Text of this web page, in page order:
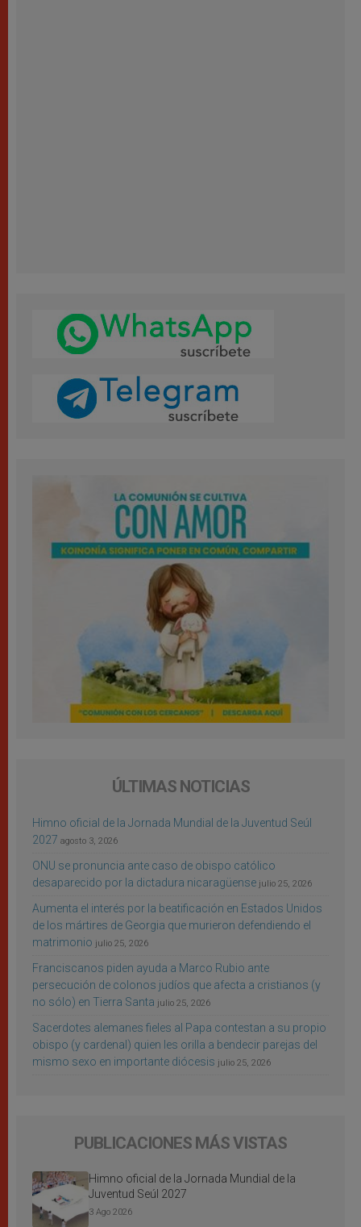
ÚLTIMAS NOTICIAS
Himno oficial de la Jornada Mundial de la Juventud Seúl
2027 agosto 3, 2026
ONU se pronuncia ante caso de obispo católico
desaparecido por la dictadura nicaragüense julio 25, 2026
Aumenta el interés por la beatificación en Estados Unidos
de los mártires de Georgia que murieron defendiendo el
matrimonio julio 25, 2026
Franciscanos piden ayuda a Marco Rubio ante
persecución de colonos judíos que afecta a cristianos (y
no sólo) en Tierra Santa julio 25, 2026
Sacerdotes alemanes fieles al Papa contestan a su propio
obispo (y cardenal) quien les orilla a bendecir parejas del
mismo sexo en importante diócesis julio 25, 2026
PUBLICACIONES MÁS VISTAS
Himno oficial de la Jornada Mundial de la
Juventud Seúl 2027
3 Ago 2026